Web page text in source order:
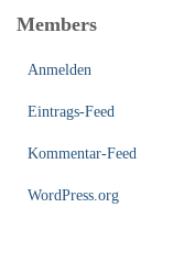
Members
Anmelden
Eintrags-Feed
Kommentar-Feed
WordPress.org